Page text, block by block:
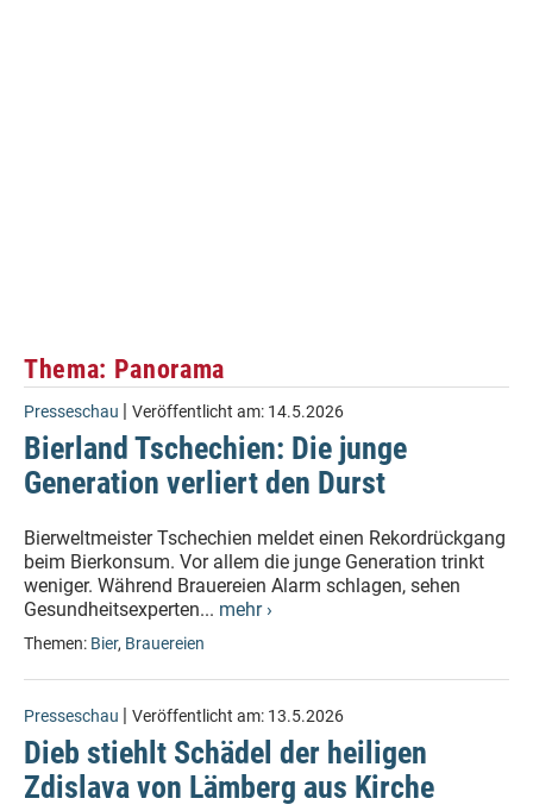
Thema: Panorama
Presseschau | Veröffentlicht am: 14.5.2026
Bierland Tschechien: Die junge
Generation verliert den Durst
Bierweltmeister Tschechien meldet einen Rekordrückgang
beim Bierkonsum. Vor allem die junge Generation trinkt
weniger. Während Brauereien Alarm schlagen, sehen
Gesundheitsexperten... mehr ›
Themen: Bier, Brauereien
Presseschau | Veröffentlicht am: 13.5.2026
Dieb stiehlt Schädel der heiligen
Zdislava von Lämberg aus Kirche